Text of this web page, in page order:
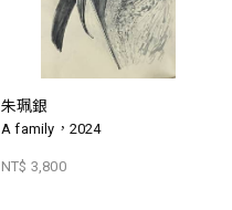
朱珮銀
A family，2024
NT$ 3,800